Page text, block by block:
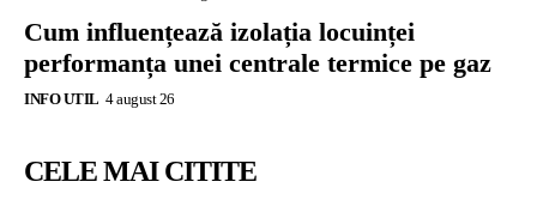
Cum influențează izolația locuinței
performanța unei centrale termice pe gaz
INFO UTIL 4 august 26
CELE MAI CITITE